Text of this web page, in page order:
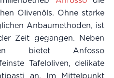
Olivenöls. Ohne starke
Anbaumethoden, ist
Zeit gegangen. Neben
bietet Anfosso
Tafeloliven, delikate
an. Im Mittelpunkt